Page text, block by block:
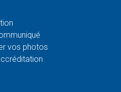
vos photos